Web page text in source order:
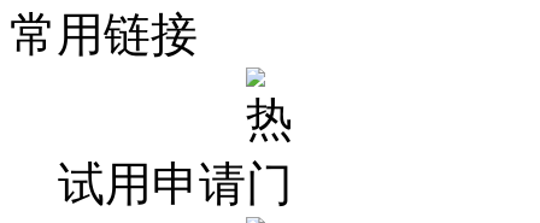
常用链接
试用申请